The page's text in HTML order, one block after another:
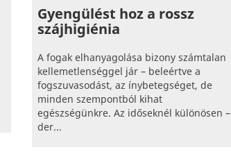
Gyengülést hoz a rossz
szájhigiénia
A fogak elhanyagolása bizony számtalan
kellemetlenséggel jár – beleértve a
fogszuvasodást, az ínybetegséget, de
minden szempontból kihat
egészségünkre. Az időseknél különösen –
der...